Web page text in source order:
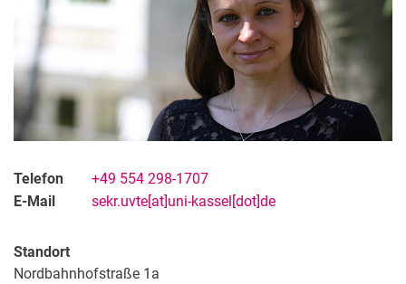
Telefon
+49 554 298-1707
E-Mail
sekr.uvte[at]uni-kassel[dot]de
Standort
Nordbahnhofstraße 1a